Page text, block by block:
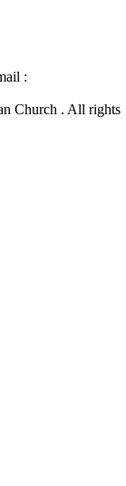
:
Church . All rights